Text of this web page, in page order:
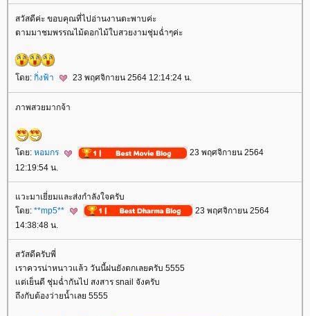
สวัสดีค่ะ ขอบคุณที่ไปอ่านงานตะพาบค่ะ
ตามมาชมพรรณไม้ดอกไม้ใบสวยงามชุ่มฉ่ำๆค่ะ
ดย: กิ่งฟ้า 23 พฤศจิกายน 2564 12:14:24 น.
ภาพสวยมากจ้า
ดย: หอมกร
23 พฤศจิกายน 2564
12:19:54 น.
วะมาเยี่ยมและส่งกำลังใจครับ
ดย: **mp5**
23 พฤศจิกายน 2564
14:38:48 น.
สวัสดีครับพี่
เราควรน่าหนาวแล้ว วันนี้ฝนยังตกเลยครับ 5555
ต่เย็นดี ชุ่มฉ่ำกันไป สงสาร snail จังครับ
ถึงกับต้องว่ายน้ำเลย 5555